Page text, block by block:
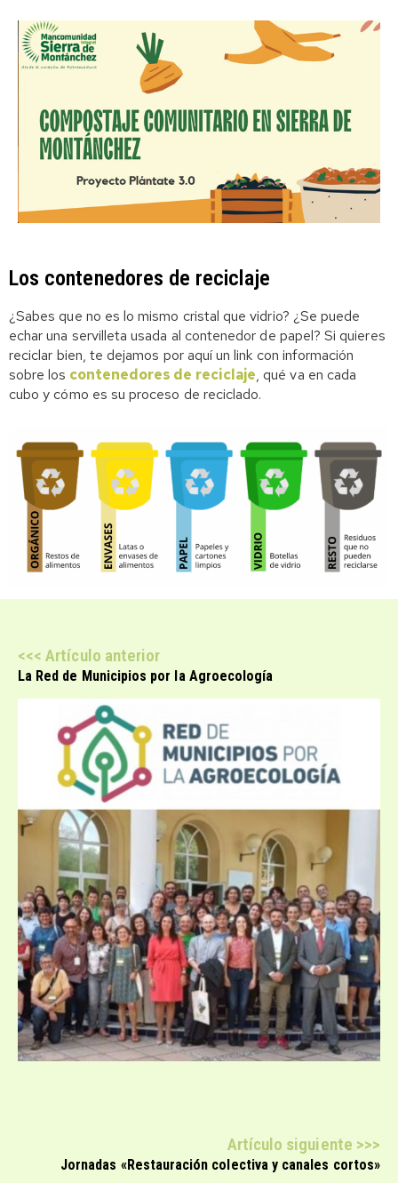
Los contenedores de reciclaje
¿Sabes que no es lo mismo cristal que vidrio? ¿Se puede
echar una servilleta usada al contenedor de papel? Si quieres
reciclar bien, te dejamos por aquí un link con información
sobre los contenedores de reciclaje, qué va en cada
cubo y cómo es su proceso de reciclado.
<<< Artículo anterior
La Red de Municipios por la Agroecología
Artículo siguiente >>>
Jornadas «Restauración colectiva y canales cortos»